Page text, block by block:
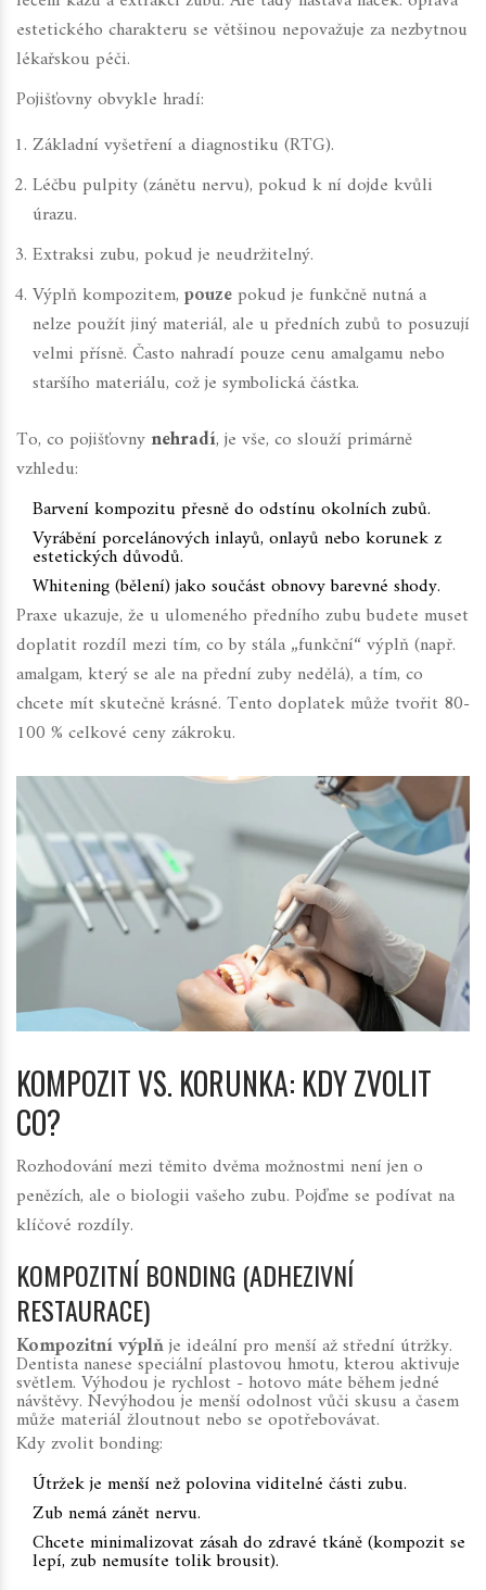
estetického charakteru se většinou nepovažuje za nezbytnou
lékařskou péči.
Pojišťovny obvykle hradí:
Základní vyšetření a diagnostiku (RTG).
Léčbu pulpity (zánětu nervu), pokud k ní dojde kvůli
úrazu.
Extraksi zubu, pokud je neudržitelný.
Výplň kompozitem, pouzepokud je funkčně nutná a
nelze použít jiný materiál, ale u předních zubů to posuzují
velmi přísně. Často nahradí pouze cenu amalgamu nebo
staršího materiálu, což je symbolická částka.
To, co pojišťovny nehradí, je vše, co slouží primárně
vzhledu:
Barvení kompozitu přesně do odstínu okolních zubů.
Vyrábění porcelánových inlayů, onlayů nebo korunek z
estetických důvodů.
Whitening (bělení) jako součást obnovy barevné shody.
Praxe ukazuje, že u ulomeného předního zubu budete muset
doplatit rozdíl mezi tím, co by stála „funkční“ výplň (např.
amalgam, který se ale na přední zuby nedělá), a tím, co
chcete mít skutečně krásné. Tento doplatek může tvořit 80-
100 % celkové ceny zákroku.
KOMPOZIT VS. KORUNKA: KDY ZVOLIT
CO?
Rozhodování mezi těmito dvěma možnostmi není jen o
penězích, ale o biologii vašeho zubu. Pojďme se podívat na
klíčové rozdíly.
KOMPOZITNÍ BONDING (ADHEZIVNÍ
RESTAURACE)
Kompozitní výplňje ideální pro menší až střední útržky.
Dentista nanese speciální plastovou hmotu, kterou aktivuje
světlem. Výhodou je rychlost - hotovo máte během jedné
návštěvy. Nevýhodou je menší odolnost vůči skusu a časem
může materiál žloutnout nebo se opotřebovávat.
Kdy zvolit bonding:
Útržek je menší než polovina viditelné části zubu.
Zub nemá zánět nervu.
Chcete minimalizovat zásah do zdravé tkáně (kompozit se
lepí, zub nemusíte tolik brousit).